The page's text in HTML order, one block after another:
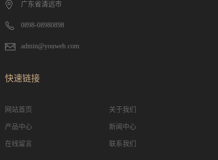
广东省清远市
0898-08980898
admin@youweb.com
快速链接
网站首页 关于我们
产品中心 新闻中心
在线留言 联系我们